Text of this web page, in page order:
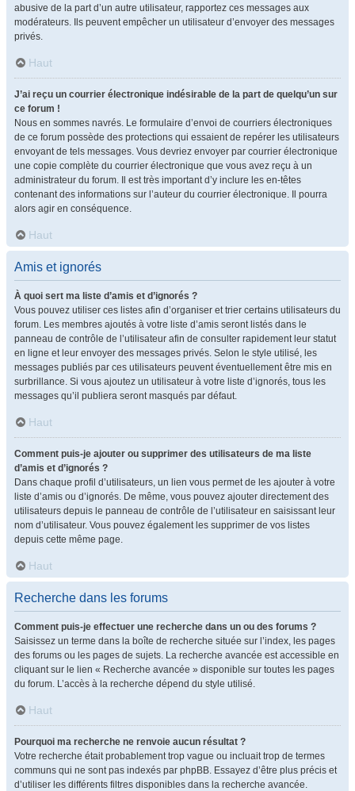
abusive de la part d’un autre utilisateur, rapportez ces messages aux
modérateurs. Ils peuvent empêcher un utilisateur d’envoyer des messages
privés.
Haut
J’ai reçu un courrier électronique indésirable de la part de quelqu’un sur
ce forum !
Nous en sommes navrés. Le formulaire d’envoi de courriers électroniques
de ce forum possède des protections qui essaient de repérer les utilisateurs
envoyant de tels messages. Vous devriez envoyer par courrier électronique
une copie complète du courrier électronique que vous avez reçu à un
administrateur du forum. Il est très important d’y inclure les en-têtes
contenant des informations sur l’auteur du courrier électronique. Il pourra
alors agir en conséquence.
Haut
Amis et ignorés
À quoi sert ma liste d’amis et d’ignorés ?
Vous pouvez utiliser ces listes afin d’organiser et trier certains utilisateurs du
forum. Les membres ajoutés à votre liste d’amis seront listés dans le
panneau de contrôle de l’utilisateur afin de consulter rapidement leur statut
en ligne et leur envoyer des messages privés. Selon le style utilisé, les
messages publiés par ces utilisateurs peuvent éventuellement être mis en
surbrillance. Si vous ajoutez un utilisateur à votre liste d’ignorés, tous les
messages qu’il publiera seront masqués par défaut.
Haut
Comment puis-je ajouter ou supprimer des utilisateurs de ma liste
d’amis et d’ignorés ?
Dans chaque profil d’utilisateurs, un lien vous permet de les ajouter à votre
liste d’amis ou d’ignorés. De même, vous pouvez ajouter directement des
utilisateurs depuis le panneau de contrôle de l’utilisateur en saisissant leur
nom d’utilisateur. Vous pouvez également les supprimer de vos listes
depuis cette même page.
Haut
Recherche dans les forums
Comment puis-je effectuer une recherche dans un ou des forums ?
Saisissez un terme dans la boîte de recherche située sur l’index, les pages
des forums ou les pages de sujets. La recherche avancée est accessible en
cliquant sur le lien « Recherche avancée » disponible sur toutes les pages
du forum. L’accès à la recherche dépend du style utilisé.
Haut
Pourquoi ma recherche ne renvoie aucun résultat ?
Votre recherche était probablement trop vague ou incluait trop de termes
communs qui ne sont pas indexés par phpBB. Essayez d’être plus précis et
d’utiliser les différents filtres disponibles dans la recherche avancée.